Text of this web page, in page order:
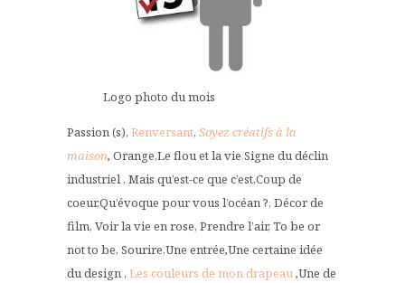
Logo photo du mois
Passion (s), Renversant, Soyez créatifs à la
maison, Orange,Le flou et la vie,Signe du déclin
industriel , Mais qu’est-ce que c’est,Coup de
coeur,Qu’évoque pour vous l’océan ?, Décor de
film, Voir la vie en rose, Prendre l’air, To be or
not to be, Sourire,Une entrée,Une certaine idée
du design , Les couleurs de mon drapeau,Une de